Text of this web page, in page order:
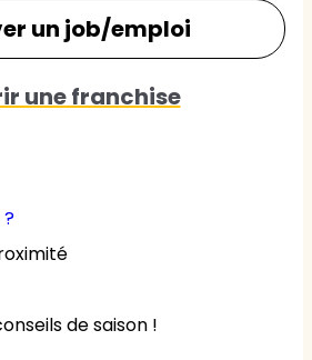
de saison !
un job/emploi
une franchise